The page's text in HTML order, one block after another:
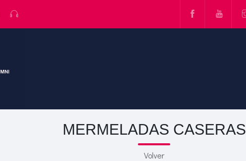
MERMELADAS CASERAS
Volver